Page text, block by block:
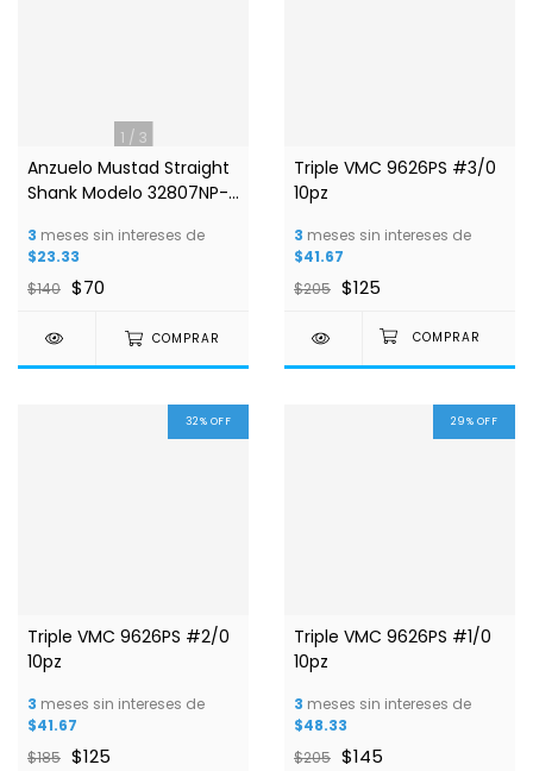
1 / 3
Anzuelo Mustad Straight
Shank Modelo 32807NP-
3 meses sin intereses de
$23.33
$140 $70
COMPRAR
Triple VMC 9626PS #3/0
10pz
3 meses sin intereses de
$41.67
$205 $125
32% OFF
Triple VMC 9626PS #2/0
10pz
3 meses sin intereses de
$41.67
$185 $125
29% OFF
Triple VMC 9626PS #1/0
10pz
3 meses sin intereses de
$48.33
$205 $145